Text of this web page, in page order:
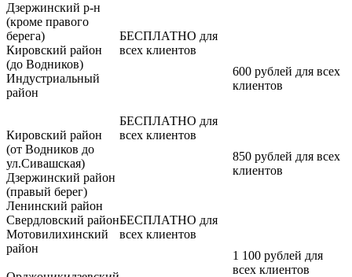
Дзержинский р-н
(кроме правого
берега)
Кировский район
(до Водников)
Индустриальный
район
Кировский район
(от Водников до
ул.Сивашская)
Дзержинский район
(правый берег)
Ленинский район
Свердловский район
Мотовилихинский
район
БЕСПЛАТНО для
всех клиентов
БЕСПЛАТНО для
всех клиентов
БЕСПЛАТНО для
всех клиентов
600 рублей для всех
клиентов
850 рублей для всех
клиентов
1 100 рублей для
всех клиентов